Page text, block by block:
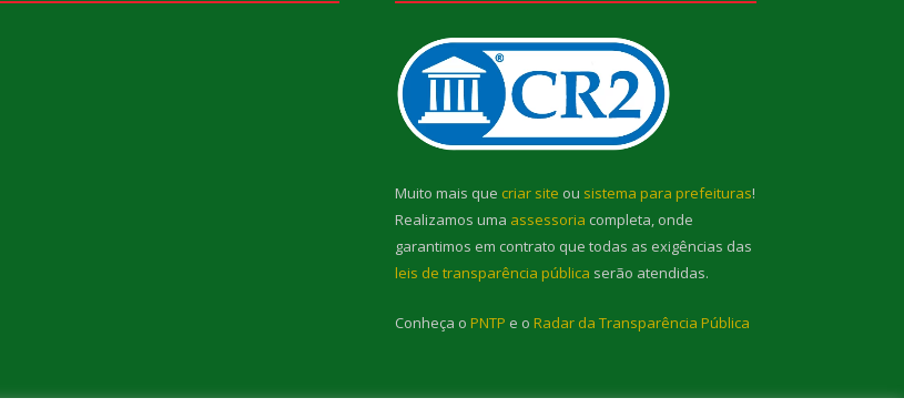
Muito mais que criar site ou sistema para prefeituras!
Realizamos uma assessoria completa, onde
garantimos em contrato que todas as exigências das
leis de transparência pública serão atendidas.
Conheça o PNTP e o Radar da Transparência Pública